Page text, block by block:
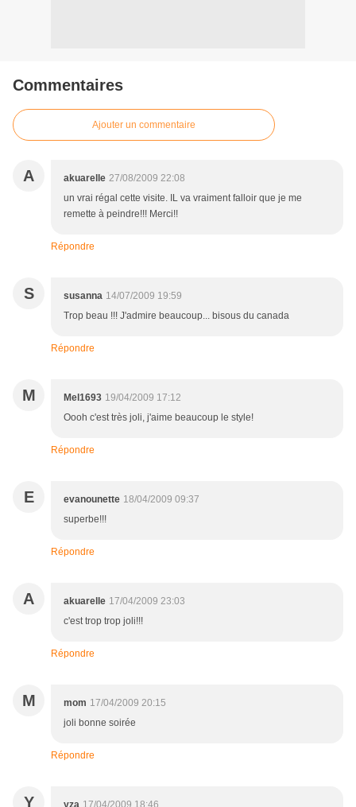
Commentaires
Ajouter un commentaire
A akuarelle 27/08/2009 22:08
un vrai régal cette visite. IL va vraiment falloir que je me
remette à peindre!!! Merci!!
Répondre
S susanna 14/07/2009 19:59
Trop beau !!! J'admire beaucoup... bisous du canada
Répondre
M Mel1693 19/04/2009 17:12
Oooh c'est très joli, j'aime beaucoup le style!
Répondre
E evanounette 18/04/2009 09:37
superbe!!!
Répondre
A akuarelle 17/04/2009 23:03
c'est trop trop joli!!!
Répondre
M mom 17/04/2009 20:15
joli bonne soirée
Répondre
Y yza 17/04/2009 18:46